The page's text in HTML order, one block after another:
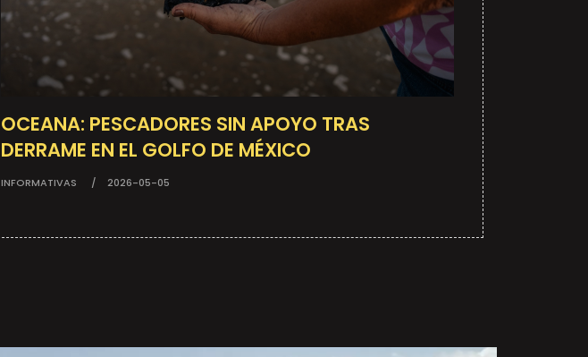
OCEANA: PESCADORES SIN APOYO TRAS
DERRAME EN EL GOLFO DE MÉXICO
INFORMATIVAS 2026-05-05